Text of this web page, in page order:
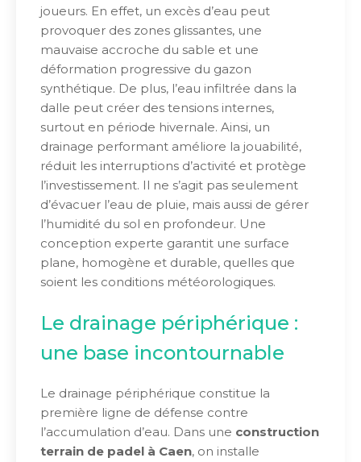
joueurs. En effet, un excès d’eau peut
provoquer des zones glissantes, une
mauvaise accroche du sable et une
déformation progressive du gazon
synthétique. De plus, l’eau infiltrée dans la
dalle peut créer des tensions internes,
surtout en période hivernale. Ainsi, un
drainage performant améliore la jouabilité,
réduit les interruptions d’activité et protège
l’investissement. Il ne s’agit pas seulement
d’évacuer l’eau de pluie, mais aussi de gérer
l’humidité du sol en profondeur. Une
conception experte garantit une surface
plane, homogène et durable, quelles que
soient les conditions météorologiques.
Le drainage périphérique :
une base incontournable
Le drainage périphérique constitue la
première ligne de défense contre
l’accumulation d’eau. Dans une construction
terrain de padel à Caen, on installe